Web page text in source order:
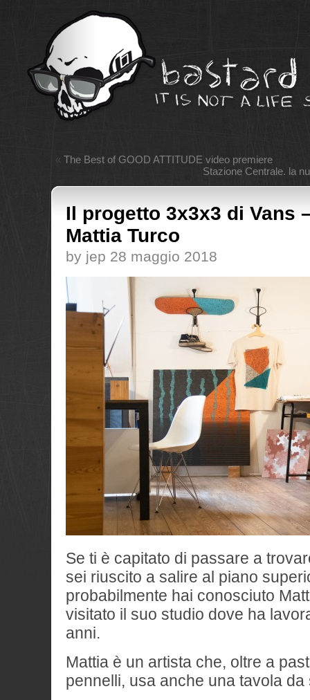
« The Best of GOOD ATTITUDE video premiere
Stazione Centrale. la
Il progetto 3x3x3 di Vans
Mattia Turco
by jep 28 maggio 2018
Se ti è capitato di passare a
sei riuscito a salire al piano
probabilmente hai conosciuto
visitato il suo studio dove ha
anni.
Mattia è un artista che, oltre a
pennelli, usa anche una tavola